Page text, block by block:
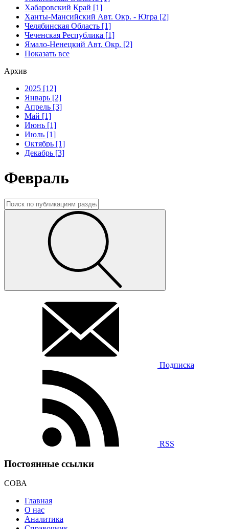
Хабаровский Край [1]
Ханты-Мансийский Авт. Окр. - Югра [2]
Челябинская Область [1]
Чеченская Республика [1]
Ямало-Ненецкий Авт. Окр. [2]
Показать все
Архив
2025 [12]
Январь [2]
Апрель [3]
Май [1]
Июнь [1]
Июль [1]
Октябрь [1]
Декабрь [3]
Февраль
Подписка
RSS
Постоянные ссылки
СОВА
Главная
О нас
Аналитика